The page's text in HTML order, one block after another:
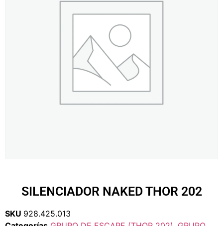
SILENCIADOR NAKED THOR 202
SKU 928.425.013